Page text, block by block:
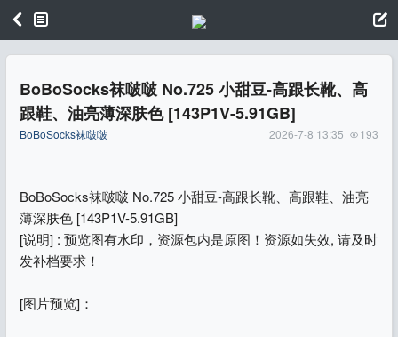
BoBoSocks袜啵啵 No.725 小甜豆-高跟长靴、高
跟鞋、油亮薄深肤色 [143P1V-5.91GB]
BoBoSocks袜啵啵 193
2026-7-8 13:35
BoBoSocks袜啵啵 No.725 小甜豆-高跟长靴、高跟鞋、油亮
薄深肤色 [143P1V-5.91GB]
[说明] : 预览图有水印，资源包内是原图！资源如失效, 请及时
发补档要求！
[图片预览]：